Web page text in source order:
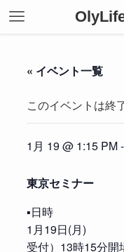
« イベント一覧
このイベントは終
1月 19 @ 1:15 PM-
東京セミナー
▪️日時
1月19日(月)
受付）13時15分開